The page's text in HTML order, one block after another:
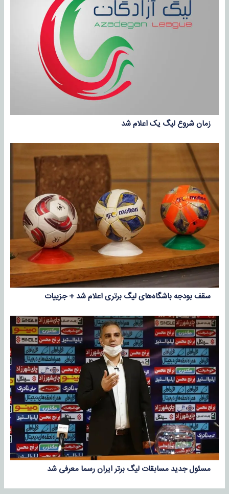
زمان شروع لیگ یک اعلام شد
سقف بودجه باشگاه‌های لیگ برتری اعلام شد + جزییات
مسئول جدید مسابقات لیگ برتر ایران رسما معرفی شد